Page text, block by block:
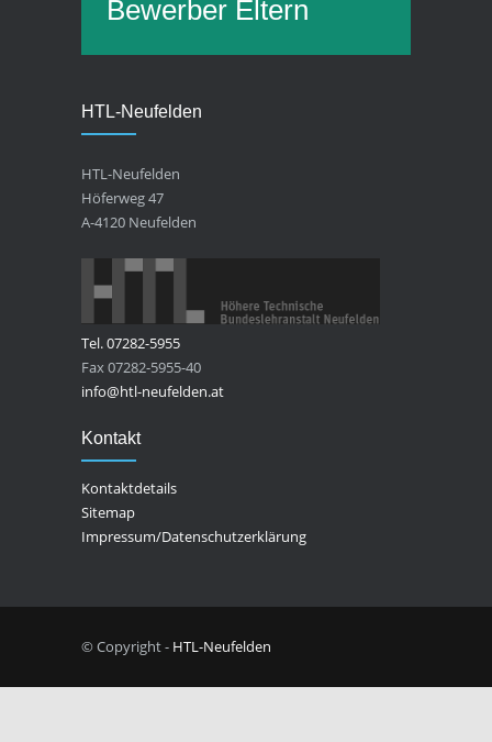
Bewerber Eltern
HTL-Neufelden
HTL-Neufelden
Höferweg 47
A-4120 Neufelden
Tel. 07282-5955
Fax 07282-5955-40
info@htl-neufelden.at
Kontakt
Kontaktdetails
Sitemap
Impressum/Datenschutzerklärung
© Copyright - HTL-Neufelden